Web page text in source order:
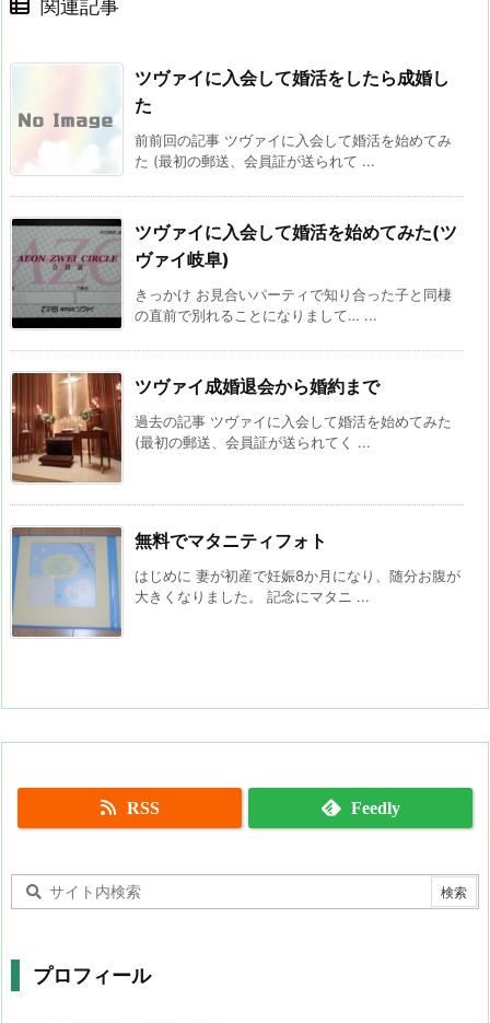
関連記事
ツヴァイに入会して婚活をしたら成婚し
た
前前回の記事 ツヴァイに入会して婚活を始めてみ
た (最初の郵送、会員証が送られて ...
ツヴァイに入会して婚活を始めてみた(ツ
ヴァイ岐阜)
きっかけ お見合いパーティで知り合った子と同棲
の直前で別れることになりまして… ...
ツヴァイ成婚退会から婚約まで
過去の記事 ツヴァイに入会して婚活を始めてみた
(最初の郵送、会員証が送られてく ...
無料でマタニティフォト
はじめに 妻が初産で妊娠8か月になり、随分お腹が
大きくなりました。 記念にマタニ ...
RSS Feedly
プロフィール